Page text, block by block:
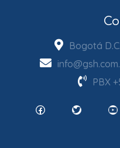
Bogotá
PBX
FacebookTwitter